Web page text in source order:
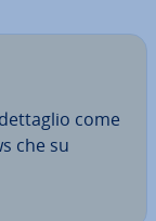
come
che su